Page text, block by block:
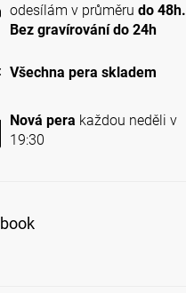
odesílám v průměru do 48h.
Bez gravírování do 24h
Všechna pera skladem
Nová pera každou neděli v
19:30